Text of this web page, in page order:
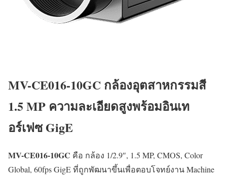
MV-CE016-10GC กล้องอุตสาหกรรมสี
1.5 MP ความละเอียดสูงพร้อมอินเท
อร์เฟซ GigE
MV-CE016-10GC คือ กล้อง 1/2.9″, 1.5 MP, CMOS, Color
Global, 60fps GigE ที่ถูกพัฒนาขึ้นเพื่อตอบโจทย์งาน Machine